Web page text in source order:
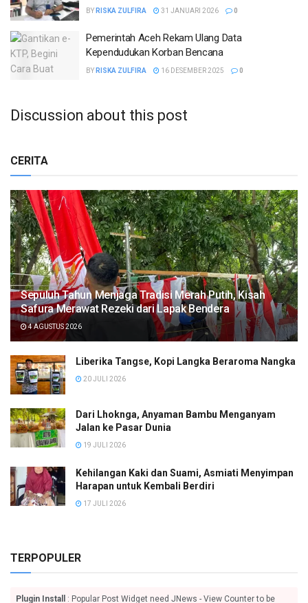
BY RISKA ZULFIRA 31 JANUARI 2026 0
Pemerintah Aceh Rekam Ulang Data
Kependudukan Korban Bencana
BY RISKA ZULFIRA 16 DESEMBER 2025 0
Discussion about this post
CERITA
Sepuluh Tahun Menjaga Tradisi Merah Putih, Kisah
Safura Merawat Rezeki dari Lapak Bendera
4 AGUSTUS 2026
Liberika Tangse, Kopi Langka Beraroma Nangka
20 JULI 2026
Dari Lhoknga, Anyaman Bambu Menganyam
Jalan ke Pasar Dunia
19 JULI 2026
Kehilangan Kaki dan Suami, Asmiati Menyimpan
Harapan untuk Kembali Berdiri
17 JULI 2026
TERPOPULER
Plugin Install : Popular Post Widget need JNews - View Counter to be